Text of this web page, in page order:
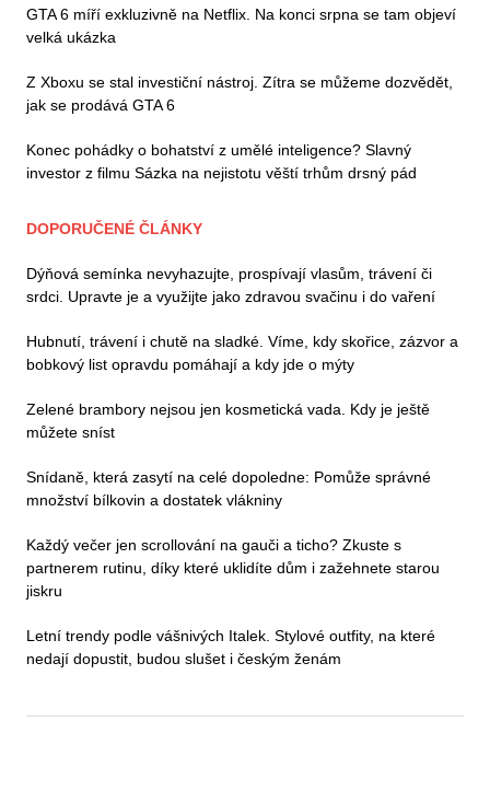
GTA 6 míří exkluzivně na Netflix. Na konci srpna se tam objeví
velká ukázka
Z Xboxu se stal investiční nástroj. Zítra se můžeme dozvědět,
jak se prodává GTA 6
Konec pohádky o bohatství z umělé inteligence? Slavný
investor z filmu Sázka na nejistotu věští trhům drsný pád
DOPORUČENÉ ČLÁNKY
Dýňová semínka nevyhazujte, prospívají vlasům, trávení či
srdci. Upravte je a využijte jako zdravou svačinu i do vaření
Hubnutí, trávení i chutě na sladké. Víme, kdy skořice, zázvor a
bobkový list opravdu pomáhají a kdy jde o mýty
Zelené brambory nejsou jen kosmetická vada. Kdy je ještě
můžete sníst
Snídaně, která zasytí na celé dopoledne: Pomůže správné
množství bílkovin a dostatek vlákniny
Každý večer jen scrollování na gauči a ticho? Zkuste s
partnerem rutinu, díky které uklidíte dům i zažehnete starou
jiskru
Letní trendy podle vášnivých Italek. Stylové outfity, na které
nedají dopustit, budou slušet i českým ženám